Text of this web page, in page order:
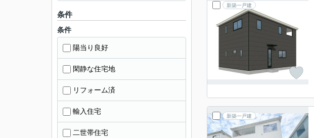
新築一戸建
新築一戸建
条件
条件
陽当り良好
閑静な住宅地
リフォーム済
輸入住宅
二世帯住宅